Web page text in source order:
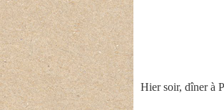
Hier soir, dîner à